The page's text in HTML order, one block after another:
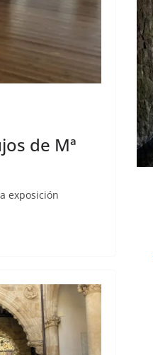
de Mª
exposición